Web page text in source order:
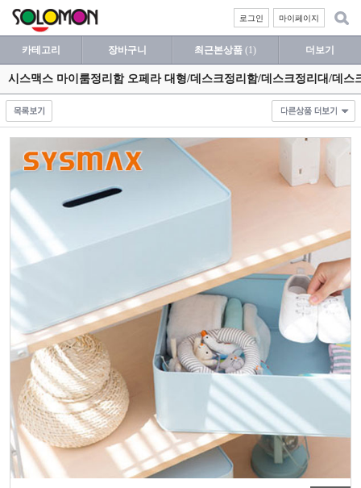
마이페이지
로그인
카테고리 장바구니 최근본상품 (1) 더보기
시스맥스 마이룸정리함 오페라 대형/데스크정리함/데스크정리대/데스